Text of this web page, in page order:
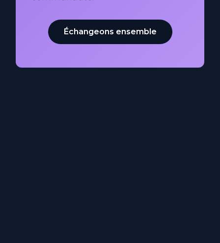
Échangeons ensemble